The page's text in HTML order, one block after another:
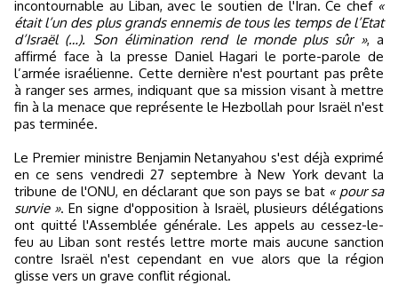
incontournable au Liban, avec le soutien de l'Iran. Ce chef «
était l’un des plus grands ennemis de tous les temps de l’Etat
d’Israël (…). Son élimination rend le monde plus sûr », a
affirmé face à la presse Daniel Hagari le porte-parole de
l’armée israélienne. Cette dernière n'est pourtant pas prête
à ranger ses armes, indiquant que sa mission visant à mettre
fin à la menace que représente le Hezbollah pour Israël n'est
pas terminée.
Le Premier ministre Benjamin Netanyahou s'est déjà exprimé
en ce sens vendredi 27 septembre à New York devant la
tribune de l'ONU, en déclarant que son pays se bat « pour sa
survie ». En signe d'opposition à Israël, plusieurs délégations
ont quitté l'Assemblée générale. Les appels au cessez-le-
feu au Liban sont restés lettre morte mais aucune sanction
contre Israël n'est cependant en vue alors que la région
glisse vers un grave conflit régional.